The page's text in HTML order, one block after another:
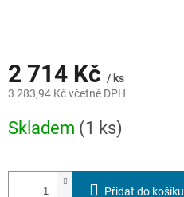
2 714 Kč / ks
3 283,94 Kč včetně DPH
cena:
Skladem (1 ks)
Přidat do košíku